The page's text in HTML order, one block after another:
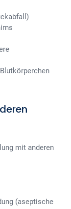
mit anderen
(aseptische